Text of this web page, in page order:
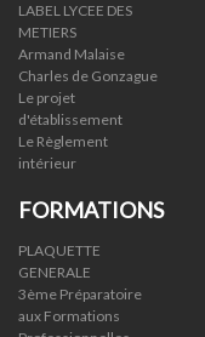
LABEL LYCEE DES
METIERS
Armand Malaise
Charles de Gonzague
Le projet
d'établissement
Le Règlement
intérieur
FORMATIONS
PLAQUETTE
GENERALE
3ème Préparatoire
aux Formations